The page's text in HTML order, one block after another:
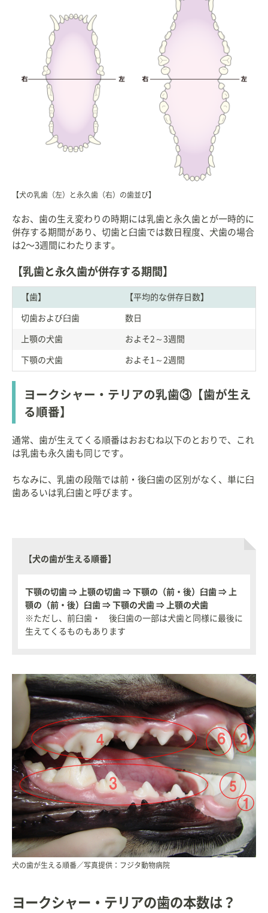
【犬の乳歯（左）と永久歯（右）の歯並び】
なお、歯の生え変わりの時期には乳歯と永久歯とが一時的に
併存する期間があり、切歯と臼歯では数日程度、犬歯の場合
は2〜3週間にわたります。
【乳歯と永久歯が併存する期間】
【歯】 【平均的な併存日数】
切歯および臼歯 数日
上顎の犬歯 およそ2～3週間
下顎の犬歯 およそ1～2週間
ヨークシャー・テリアの乳歯③【歯が生え
る順番】
通常、歯が生えてくる順番はおおむね以下のとおりで、これ
は乳歯も永久歯も同じです。
ちなみに、乳歯の段階では前・後臼歯の区別がなく、単に臼
歯あるいは乳臼歯と呼びます。
【犬の歯が生える順番】
下顎の切歯 ⇒ 上顎の切歯 ⇒ 下顎の（前・後）臼歯 ⇒ 上
顎の（前・後）臼歯 ⇒ 下顎の犬歯 ⇒ 上顎の犬歯
※ただし、前臼歯・ 後臼歯の一部は犬歯と同様に最後に
生えてくるものもあります
犬の歯が生える順番／写真提供：フジタ動物病院
ヨークシャー・テリアの歯の本数は？